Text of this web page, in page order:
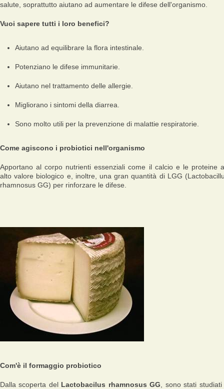
salute, soprattutto aiutano ad aumentare le difese dell'organismo.
Vuoi sapere tutti i loro benefici?
Aiutano ad equilibrare la flora intestinale.
Potenziano le difese immunitarie.
Aiutano nel trattamento delle allergie.
Migliorano i sintomi della diarrea.
Sono molto utili per la prevenzione di malattie respiratorie.
Come agiscono i probiotici nell'organismo
Apportano al corpo nutrienti essenziali come il calcio e le proteine
alto valore biologico e, inoltre, una gran quantità di LGG
rhamnosus GG) per rinforzare le difese.
Com'è il formaggio probiotico
Dalla scoperta del Lactobacilus rhamnosus GG , sono stati studiati